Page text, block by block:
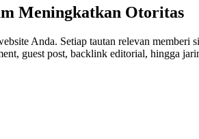
Meningkatkan Otoritas
Anda. Setiap tautan relevan
guest post, backlink editorial, hingga